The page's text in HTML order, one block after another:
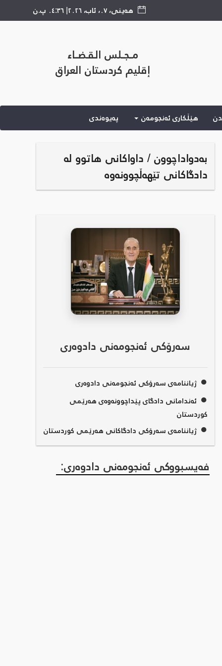
هەینی، ٠٧، ئاب، ٢٠٢٦ ٠٤:٣٦ پ.ن
مــجــلس الـقـضــاء
إقليم كردستان العراق
هێڵكاری ئه‌نجومه‌ن پەیوەندی
بەدواداچوون / داواکانی هاتوو لە
دادگاکانی تێهەڵچوونەوە
سەرۆکی ئەنجومەنی دادوەری
●ژیاننامەی سەرۆکی ئەنجومەنی دادوەری
● ئەندامانی دادگای پێداچوونەوەی هەرێمی
کوردستان
●ژیاننامەی سەرۆکی دادگاکانی هەرێمی کوردستان
فەیسبووکی ئەنجومەنی دادوەری: